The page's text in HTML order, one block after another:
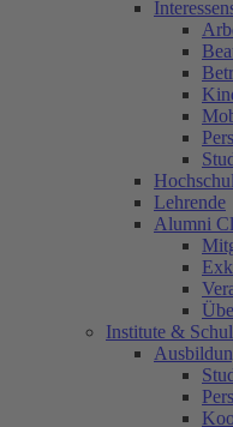
Lehrende
Alumni
Institute &